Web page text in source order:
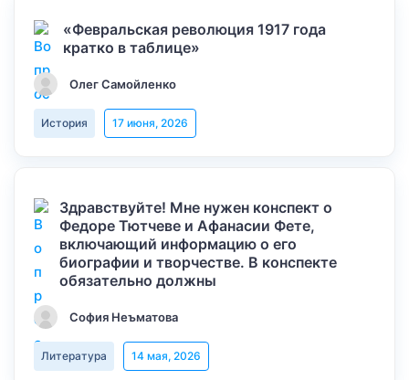
«Февральская революция 1917 года
кратко в таблице»
Олег Самойленко
История 17 июня, 2026
Здравствуйте! Мне нужен конспект о
Федоре Тютчеве и Афанасии Фете,
включающий информацию о его
биографии и творчестве. В конспекте
обязательно должны
София Неъматова
Литература 14 мая, 2026